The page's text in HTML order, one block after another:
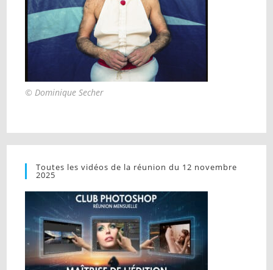
© Dominique Secher
Toutes les vidéos de la réunion du 12 novembre
2025